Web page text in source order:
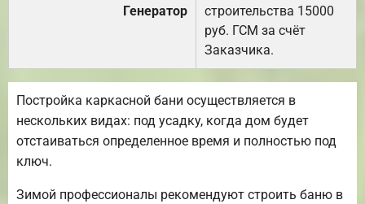
Генератор
строительства 15000
руб. ГСМ за счёт
Заказчика.
Постройка каркасной бани осуществляется в
нескольких видах: под усадку, когда дом будет
отстаиваться определенное время и полностью под
ключ.
Зимой профессионалы рекомендуют строить баню в